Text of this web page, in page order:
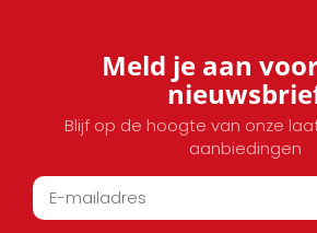
Meld je aan
Blijf op de hoogte van onze
aanbiedingen